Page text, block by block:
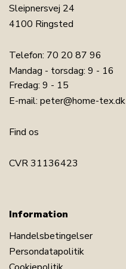
Sleipnersvej 24
4100 Ringsted
Telefon: 70 20 87 96
Mandag - torsdag: 9 - 16
Fredag: 9 - 15
E-mail: peter@home-tex.dk
Find os
CVR 31136423
Information
Handelsbetingelser
Persondatapolitik